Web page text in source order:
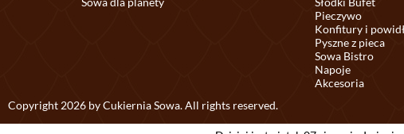
Pieczywo
Konfitury i
Pyszne z pieca
Sowa Bistro
Napoje
Akcesoria
Copyright 2026 by Cukiernia Sowa. All rights reserved.